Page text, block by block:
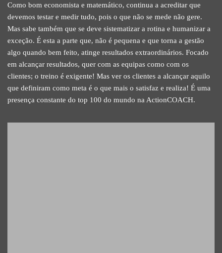
Como bom economista e matemático, continua a acreditar que
devemos testar e medir tudo, pois o que não se mede não gere.
Mas sabe também que se deve sistematizar a rotina e humanizar a
exceção. É esta a parte que, não é pequena e que torna a gestão
algo quando bem feito, atinge resultados extraordinários. Focado
em alcançar resultados, quer com as equipas como com os
clientes; o treino é exigente! Mas ver os clientes a alcançar aquilo
que definiram como meta é o que mais o satisfaz e realiza! É uma
presença constante do top 100 do mundo na ActionCOACH.